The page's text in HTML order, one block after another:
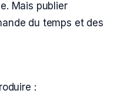
Mais publier
du temps et des
: